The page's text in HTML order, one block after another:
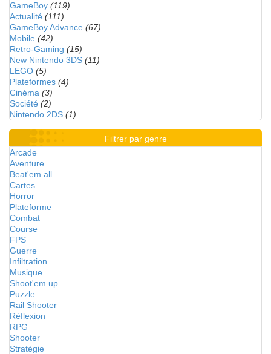
GameBoy (119)
Actualité (111)
GameBoy Advance (67)
Mobile (42)
Retro-Gaming (15)
New Nintendo 3DS (11)
LEGO (5)
Plateformes (4)
Cinéma (3)
Société (2)
Nintendo 2DS (1)
Filtrer par genre
Arcade
Aventure
Beat'em all
Cartes
Horror
Plateforme
Combat
Course
FPS
Guerre
Infiltration
Musique
Shoot'em up
Puzzle
Rail Shooter
Réflexion
RPG
Shooter
Stratégie